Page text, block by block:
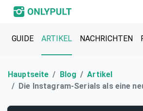
GUIDE ARTIKEL NACHRICHTEN
Hauptseite Blog
Artikel
Die Instagram-Serials als eine